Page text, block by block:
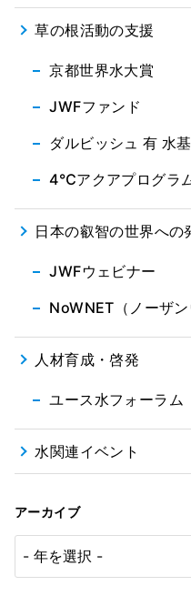
草の根活動の支援
京都世界水大賞
JWFファンド
ダルビッシュ 有 水
4℃アクアプログラ
日本の叡智の世界への
JWFウェビナー
NoWNET（ノーザン
人材育成・啓発
ユース水フォーラム
水関連イベント
アーカイブ